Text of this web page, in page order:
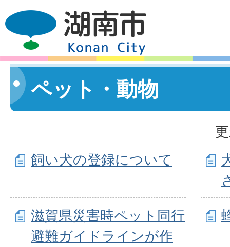
ペット・動物
飼い犬の登録について
滋賀県災害時ペット同行
避難ガイドラインが作